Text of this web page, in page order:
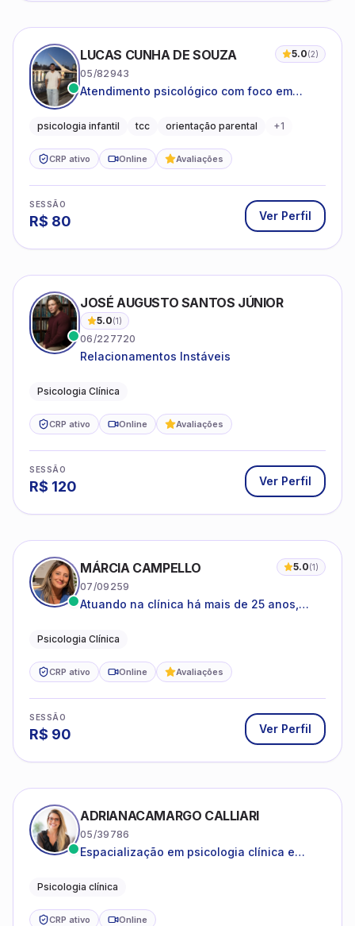
LUCAS CUNHA DE SOUZA 5.0(2)
05/82943
Atendimento psicológico com foco em
promovendo equilíbrio emocional e
psicologia infantil tcc orientação parental +1
CRP ativo Online Avaliações
SESSÃO
R$ 80 Ver Perfil
JOSÉ AUGUSTO SANTOS JÚNIOR
5.0(1)
06/227720
Relacionamentos Instáveis
Psicologia Clínica
CRP ativo Online Avaliações
SESSÃO
R$ 120 Ver Perfil
MÁRCIA CAMPELLO 5.0(1)
07/09259
Atuando na clínica há mais de 25 anos,
estruturas, com experiência em
Psicologia Clínica
CRP ativo Online Avaliações
SESSÃO
R$ 90 Ver Perfil
ADRIANACAMARGO CALLIARI
05/39786
Espacialização em psicologia clínica e
Psicologia clínica
CRP ativo Online